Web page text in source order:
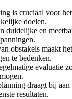
is cruciaal voor
doelen.
duidelijke en
obstakels maakt
te bedenken.
evaluatie
draagt bij aan
resultaten.